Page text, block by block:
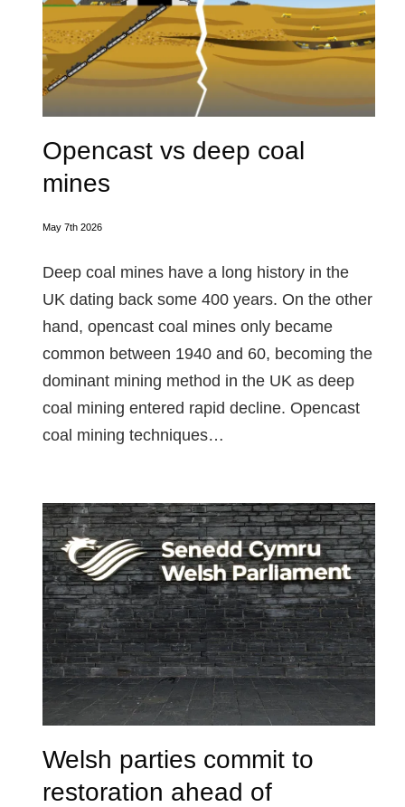
Opencast vs deep coal
mines
May 7th 2026
Deep coal mines have a long history in the
UK dating back some 400 years. On the other
hand, opencast coal mines only became
common between 1940 and 60, becoming the
dominant mining method in the UK as deep
coal mining entered rapid decline. Opencast
coal mining techniques…
Welsh parties commit to
restoration ahead of